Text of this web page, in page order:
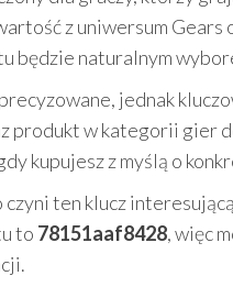
z uniwersum Gears
będzie naturalnym
jednak
produkt w kategorii gier
kupujesz z myślą o
czyni ten klucz
to 78151aaf8428, więc